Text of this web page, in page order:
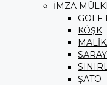
İMZA
GOLF
KÖŞK
SARAY
ŞATO